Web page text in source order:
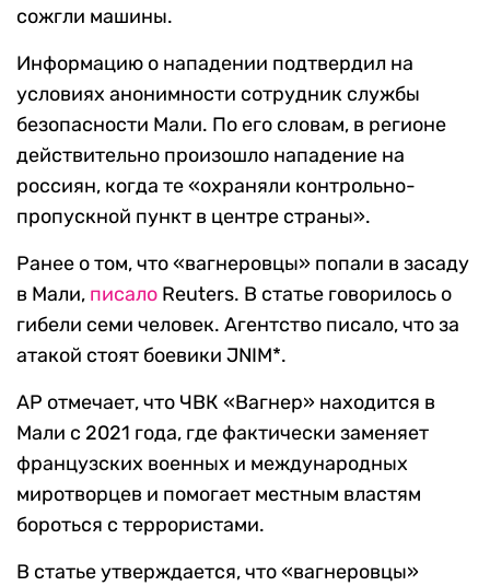
сожгли машины.
Информацию о нападении подтвердил на
условиях анонимности сотрудник службы
безопасности Мали. По его словам, в регионе
действительно произошло нападение на
россиян, когда те «охраняли контрольно-
пропускной пункт в центре страны».
Ранее о том, что «вагнеровцы» попали в засаду
в Мали, писало Reuters. В статье говорилось о
гибели семи человек. Агентство писало, что за
атакой стоят боевики JNIM*.
AP отмечает, что ЧВК «Вагнер» находится в
Мали с 2021 года, где фактически заменяет
французских военных и международных
миротворцев и помогает местным властям
бороться с террористами.
В статье утверждается, что «вагнеровцы»